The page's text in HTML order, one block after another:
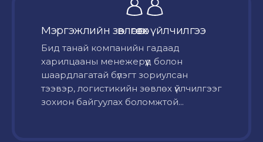
Мэргэжлийн зөвлөгөө өгөх үйлчилгээ
Бид танай компанийн гадаад
харилцааны менежерүүд болон
шаардлагатай бүлэгт зориулсан
тээвэр, логистикийн зөвлөх үйлчилгээг
зохион байгуулах боломжтой...